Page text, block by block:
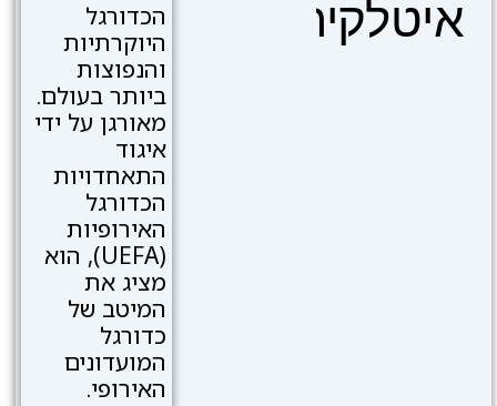
איטלקית
הכדורגל
היוקרתיות
והנפוצות
ביותר בעולם.
מאורגן על ידי
איגוד
התאחדויות
הכדורגל
האירופיות
(UEFA), הוא
מציג את
המיטב של
כדורגל
המועדונים
האירופי.